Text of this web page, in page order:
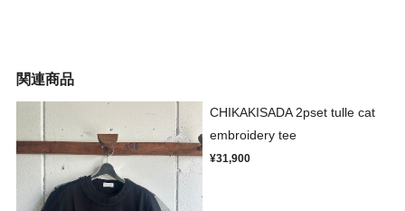
関連商品
CHIKAKISADA 2pset tulle cat
embroidery tee
¥31,900